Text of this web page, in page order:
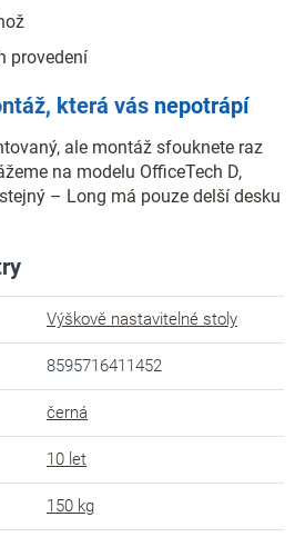
provedení
která vás nepotrápí
ale montáž sfouknete raz
na modelu OfficeTech D,
– Long má pouze delší desku
Výškově nastavitelné stoly
8595716411452
černá
10 let
150 kg